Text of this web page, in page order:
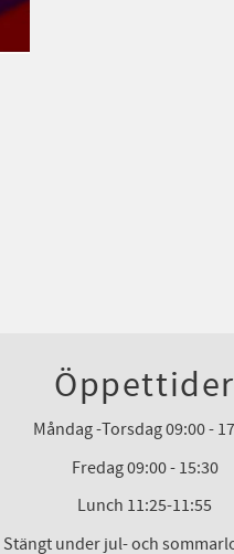
Öppettider
Måndag -Torsdag 09:00 -
Fredag 09:00 - 15:30
Lunch 11:25-11:55
Stängt under jul- och